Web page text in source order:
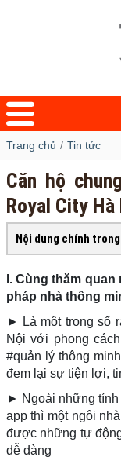
Trang chủ Tin tức
Căn hộ
Royal City
Nội dung chính
I. Cùng thăm
pháp nhà thông
► Là một trong số
Nội với phong
#quản lý thông
đem lại sự tiện lợi,
► Ngoài những tính
app thì một ngôi
được những tự
dễ dàng